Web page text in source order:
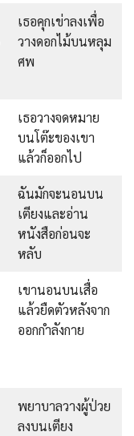
เธอคุกเข่าลงเพื่อ
วางดอกไม้บนหลุม
ศพ
เธอวางจดหมาย
บนโต๊ะของเขา
แล้วก็ออกไป
ฉันมักจะนอนบน
เตียงและอ่าน
หนังสือก่อนจะ
หลับ
เขานอนบนเสื่อ
แล้วยืดตัวหลังจาก
ออกกำลังกาย
พยาบาลวางผู้ป่วย
ลงบนเตียง